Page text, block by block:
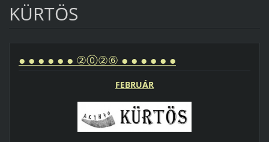
KÜRTÖS
● ● ● ● ● ● ②⓪②⑥ ● ● ● ● ● ●
FEBRUÁR